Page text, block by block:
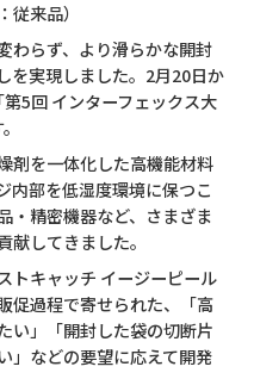
来品）
わらず、より滑らかな開封
を実現しました。2月20日か
5回 インターフェックス大
剤を一体化した高機能材料
内部を低湿度環境に保つこ
・精密機器など、さまざま
してきました。
トキャッチ イージーピール
促過程で寄せられた、「高
い」「開封した袋の切断片
」などの要望に応えて開発